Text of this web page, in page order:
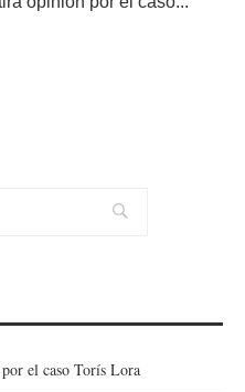
el caso Torís Lora